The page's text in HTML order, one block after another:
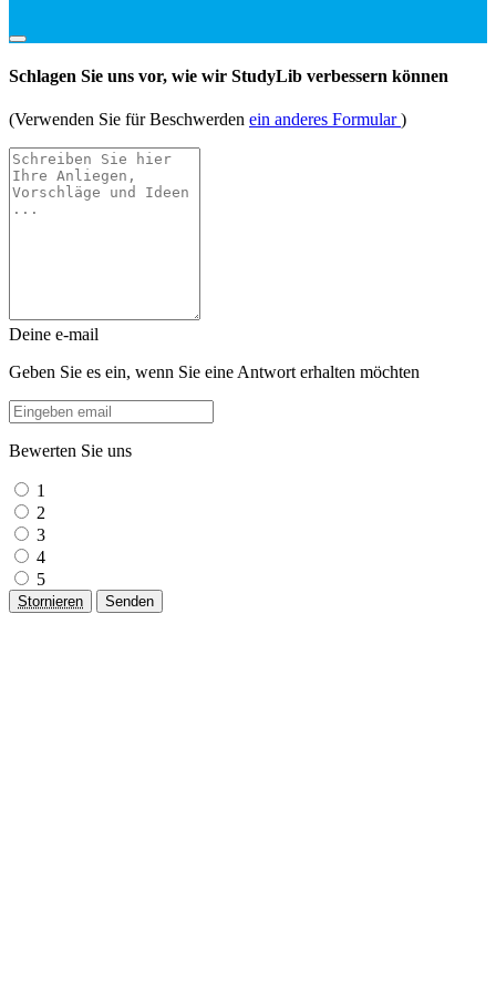
Schlagen Sie uns vor, wie wir StudyLib verbessern können
(Verwenden Sie für Beschwerden ein anderes Formular)
Deine e-mail
Geben Sie es ein, wenn Sie eine Antwort erhalten möchten
Bewerten Sie uns
1
2
3
4
5
Stornieren Senden